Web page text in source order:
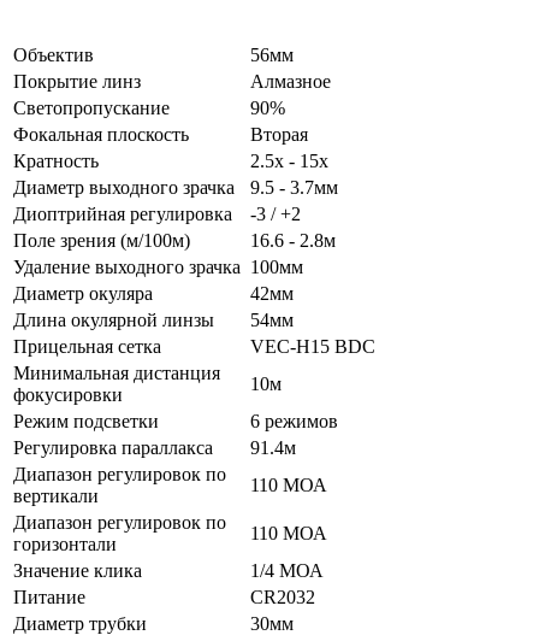
Объектив
56мм
Покрытие линз
Алмазное
Светопропускание
90%
Фокальная плоскость
Вторая
Кратность
2.5x - 15x
Диаметр выходного зрачка
9.5 - 3.7мм
Диоптрийная регулировка
-3 / +2
Поле зрения (м/100м)
16.6 - 2.8м
Удаление выходного зрачка 100мм
Диаметр окуляра
42мм
Длина окулярной линзы
54мм
Прицельная сетка
VEC-H15 BDC
Минимальная дистанция
фокусировки
10м
Режим подсветки
6 режимов
Регулировка параллакса
91.4м
Диапазон регулировок по
вертикали
110 МОА
Диапазон регулировок по
горизонтали
110 МОА
Значение клика
1/4 МОА
Питание
CR2032
Диаметр трубки
30мм